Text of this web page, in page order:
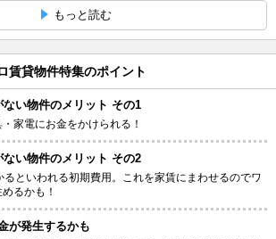
もっと読む
賃貸物件特集のポイント
ない物件のメリット その1
家電にお金をかけられる！
ない物件のメリット その2
といわれる初期費用。これを家賃にまわせるのでワ
るかも！
が発生するかも